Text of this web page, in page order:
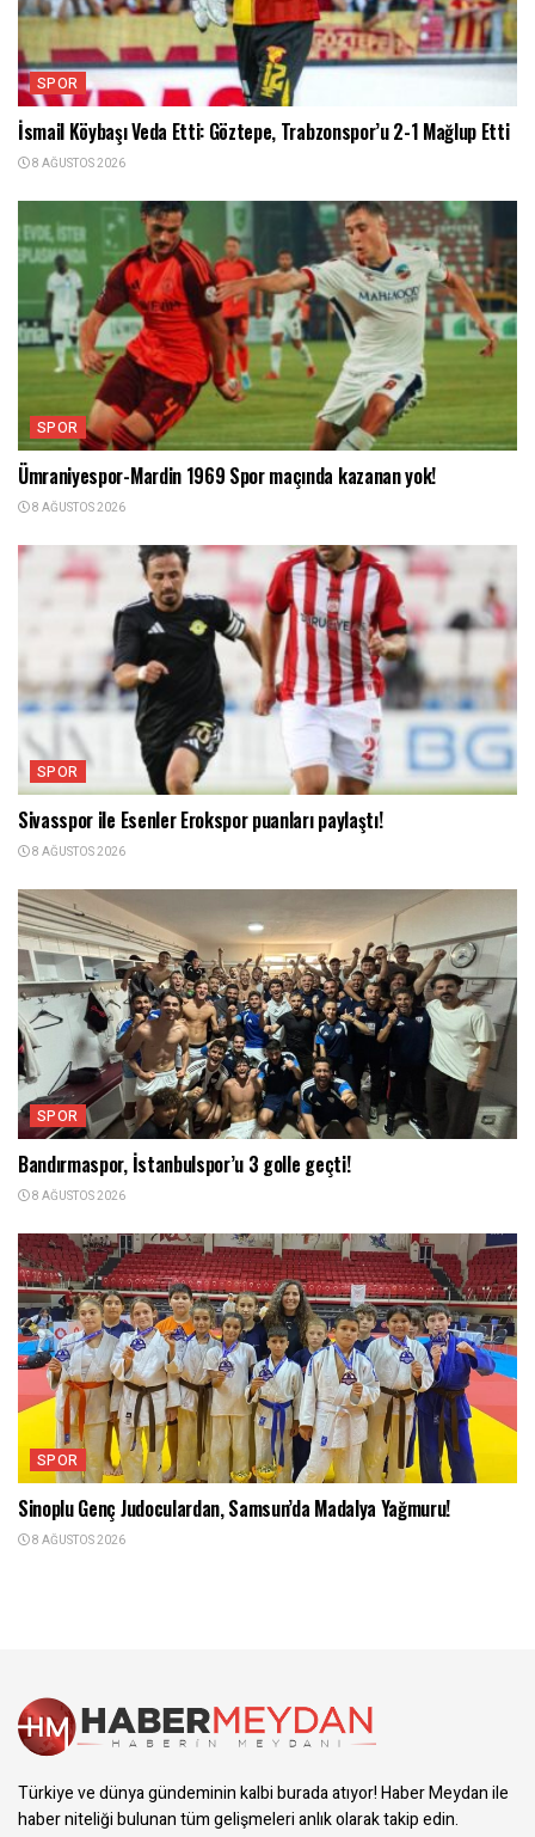
SPOR
İsmail Köybaşı Veda Etti: Göztepe, Trabzonspor’u 2-1 Mağlup Etti
8 AĞUSTOS 2026
SPOR
Ümraniyespor-Mardin 1969 Spor maçında kazanan yok!
8 AĞUSTOS 2026
SPOR
Sivasspor ile Esenler Erokspor puanları paylaştı!
8 AĞUSTOS 2026
SPOR
Bandırmaspor, İstanbulspor’u 3 golle geçti!
8 AĞUSTOS 2026
SPOR
Sinoplu Genç Judoculardan, Samsun’da Madalya Yağmuru!
8 AĞUSTOS 2026
Türkiye ve dünya gündeminin kalbi burada atıyor! Haber Meydan ile
haber niteliği bulunan tüm gelişmeleri anlık olarak takip edin.